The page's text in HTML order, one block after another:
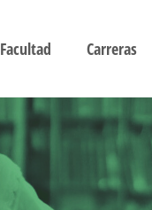
Facultad Carreras